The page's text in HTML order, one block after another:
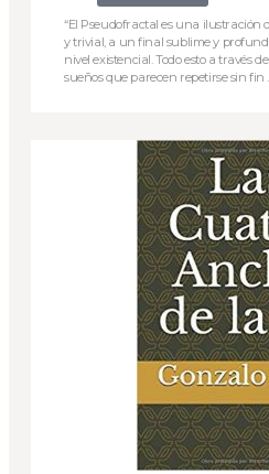
“El Pseudofractal es una ilustración
y trivial, a un final sublime y
nivel existencial. Todo esto a través
sueños que parecen repetirse sin fin .